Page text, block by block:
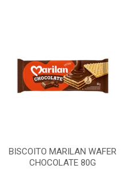
BISCOITO MARILAN WAFER
CHOCOLATE 80G